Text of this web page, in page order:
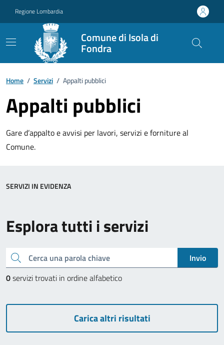
Regione Lombardia
Comune di Isola di
Fondra
Home / Servizi / Appalti pubblici
Appalti pubblici
Gare d’appalto e avvisi per lavori, servizi e forniture al
Comune.
Esplora tutti i servizi
Cerca una parola chiave
Invio
0servizi trovati in ordine alfabetico
Carica altri risultati
SERVIZI IN EVIDENZA